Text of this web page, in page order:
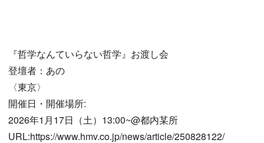
『哲学なんていらない哲学』お渡し会
登壇者：あの
〈東京〉
開催日・開催場所:
2026年1月17日（土）13:00~@都内某所
URL:https://www.hmv.co.jp/news/article/250828122/